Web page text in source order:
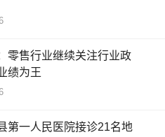
零售行业继续关注行业政
绩为王
第一人民医院接诊21名地